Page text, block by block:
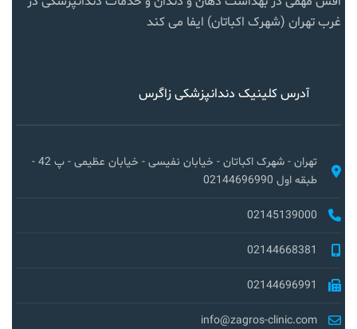
غرب تهران (شهرک اکباتان) ایفا می کند
آدرس کلینیک دندانپزشکی زاگرس
تهران - شهرک اکباتان - خیابان نفیسی - خیابان عظیمی - پ 42 -
طبقه اول 02144696990
02145139000
02144668381
02144696991
info@zagros-clinic.com